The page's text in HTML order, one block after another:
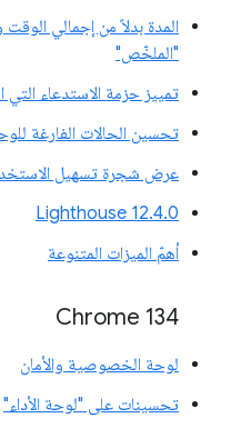
المدة بدلاً من إجمالي
"الملخّص"
تمييز حزمة الاستدعاء
تحسين الحالات الفارغة
عرض شجرة تسهيل
‫Lighthouse 12.4.0
أهمّ الميزات المتنوعة
‫Chrome 134
لوحة الخصوصية والأمان
تحسينات على "لوحة الأداء"